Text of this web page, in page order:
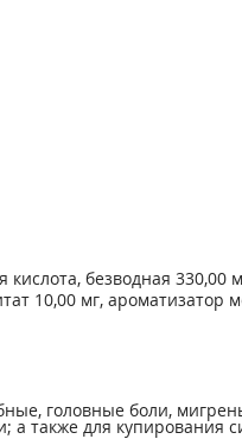
безводная 330,00
10,00 мг, ароматизатор
головные боли,
а также для купирования